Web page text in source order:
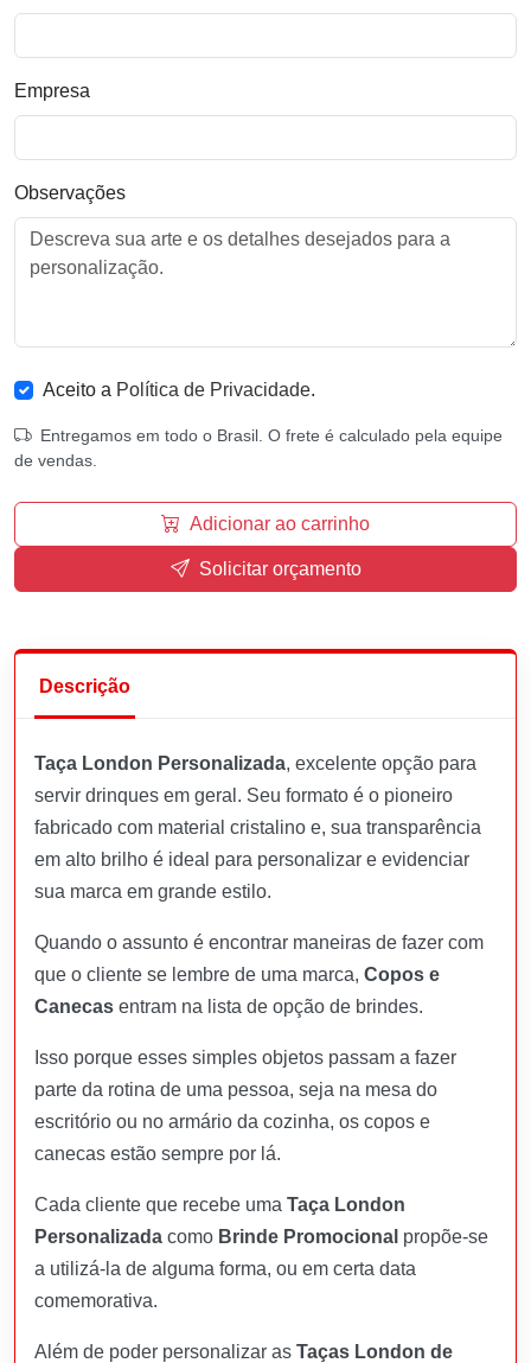
Empresa
Observações
Aceito a Política de Privacidade.
Entregamos em todo o Brasil. O frete é calculado pela equipe
de vendas.
Adicionar ao carrinho
Solicitar orçamento
Descrição
Taça London Personalizada, excelente opção para
servir drinques em geral. Seu formato é o pioneiro
fabricado com material cristalino e, sua transparência
em alto brilho é ideal para personalizar e evidenciar
sua marca em grande estilo.
Quando o assunto é encontrar maneiras de fazer com
que o cliente se lembre de uma marca, Copos e
Canecas entram na lista de opção de brindes.
Isso porque esses simples objetos passam a fazer
parte da rotina de uma pessoa, seja na mesa do
escritório ou no armário da cozinha, os copos e
canecas estão sempre por lá.
Cada cliente que recebe uma Taça London
Personalizada como Brinde Promocional propõe-se
a utilizá-la de alguma forma, ou em certa data
comemorativa.
Além de poder personalizar as Taças London de